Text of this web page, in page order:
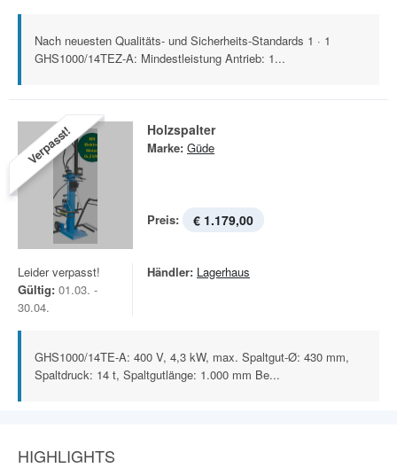
Nach neuesten Qualitäts- und Sicherheits-Standards 1 · 1
GHS1000/14TEZ-A: Mindestleistung Antrieb: 1...
Verpasst! Holzspalter
Marke: Güde
Preis: € 1.179,00
Leider verpasst!
Gültig: 01.03. -
30.04.
Händler: Lagerhaus
GHS1000/14TE-A: 400 V, 4,3 kW, max. Spaltgut-Ø: 430 mm,
Spaltdruck: 14 t, Spaltgutlänge: 1.000 mm Be...
HIGHLIGHTS